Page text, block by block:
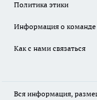
Политика этики
Информация о команде
Как с нами связаться
Вся информация,